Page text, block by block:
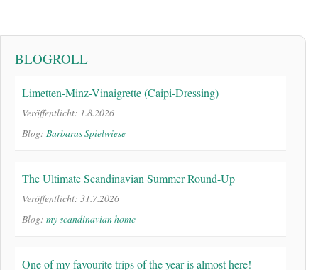
BLOGROLL
Limetten-Minz-Vinaigrette (Caipi-Dressing)
Veröffentlicht: 1.8.2026
Blog: Barbaras Spielwiese
The Ultimate Scandinavian Summer Round-Up
Veröffentlicht: 31.7.2026
Blog: my scandinavian home
One of my favourite trips of the year is almost here!